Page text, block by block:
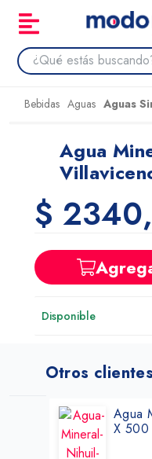
Bebidas Aguas Aguas
Agua
$
Disponible
Otros
Agua
X 500 Ml